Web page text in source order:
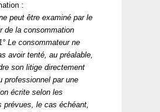
:
peut être examiné par le
de la consommation
Le consommateur ne
avoir tenté, au préalable,
son litige directement
professionnel par une
écrite selon les
prévues, le cas échéant,